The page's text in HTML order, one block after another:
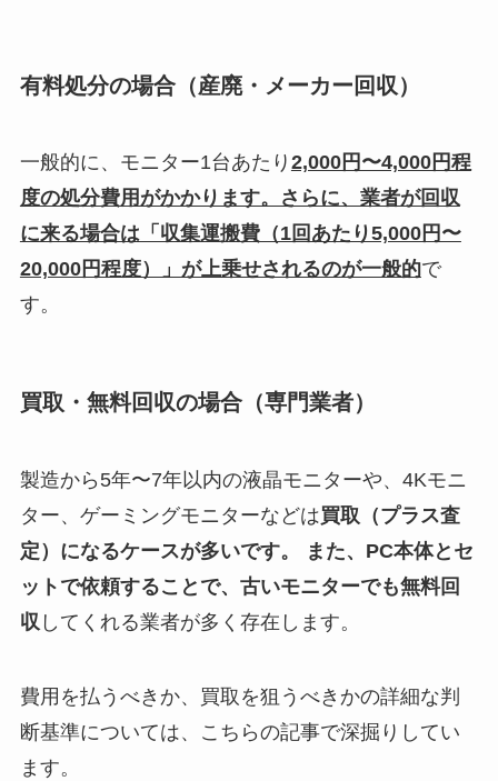
有料処分の場合（産廃・メーカー回収）
一般的に、モニター1台あたり 2,000円〜4,000円程
度の処分費用がかかります。さらに、業者が回収
に来る場合は「収集運搬費（1回あたり5,000円〜
20,000円程度）」が上乗せされるのが一般的で
す。
買取・無料回収の場合（専門業者）
製造から5年〜7年以内の液晶モニターや、4Kモニ
ター、ゲーミングモニターなどは買取（プラス査
定）になるケースが多いです。 また、PC本体とセ
ットで依頼することで、古いモニターでも無料回
収 してくれる業者が多く存在します。
費用を払うべきか、買取を狙うべきかの詳細な判
断基準については、こちらの記事で深掘りしてい
ます。